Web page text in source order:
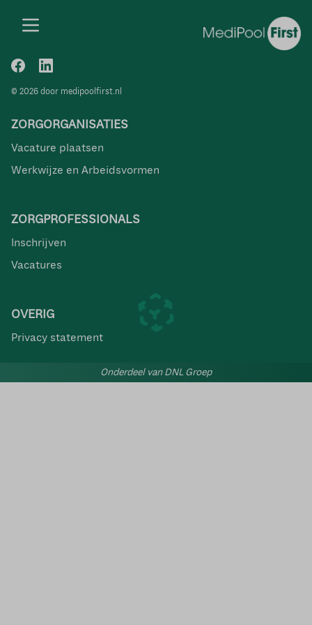
© 2026 door medipoolfirst.nl
ZORGORGANISATIES
Vacature plaatsen
Werkwijze en Arbeidsvormen
ZORGPROFESSIONALS
Inschrijven
Vacatures
OVERIG
Privacy statement
Onderdeel van DNL Groep